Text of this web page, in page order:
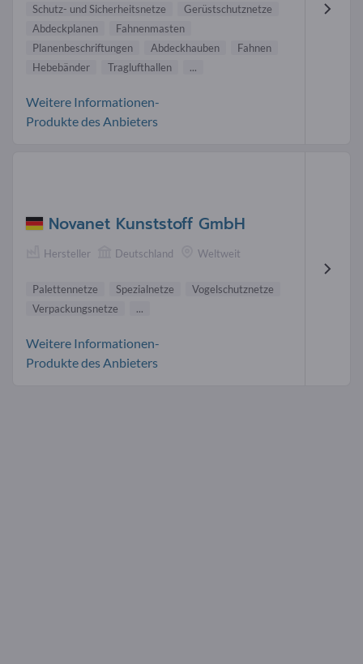
Schutz- und Sicherheitsnetze
Gerüstschutznetze
Abdeckplanen
Fahnenmasten
Planenbeschriftungen
Abdeckhauben
Fahnen
Hebebänder
Traglufthallen ...
Weitere Informationen-
Produkte des Anbieters
Novanet Kunststoff GmbH
Hersteller Deutschland Weltweit
Palettennetze Spezialnetze
Vogelschutznetze
Verpackungsnetze
...
Weitere Informationen-
Produkte des Anbieters